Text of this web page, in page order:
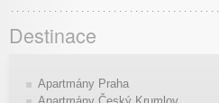
Destinace
Apartmány Praha